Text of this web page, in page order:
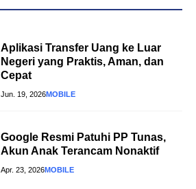
Aplikasi Transfer Uang ke Luar
Negeri yang Praktis, Aman, dan
Cepat
Jun. 19, 2026MOBILE
Google Resmi Patuhi PP Tunas,
Akun Anak Terancam Nonaktif
Apr. 23, 2026MOBILE